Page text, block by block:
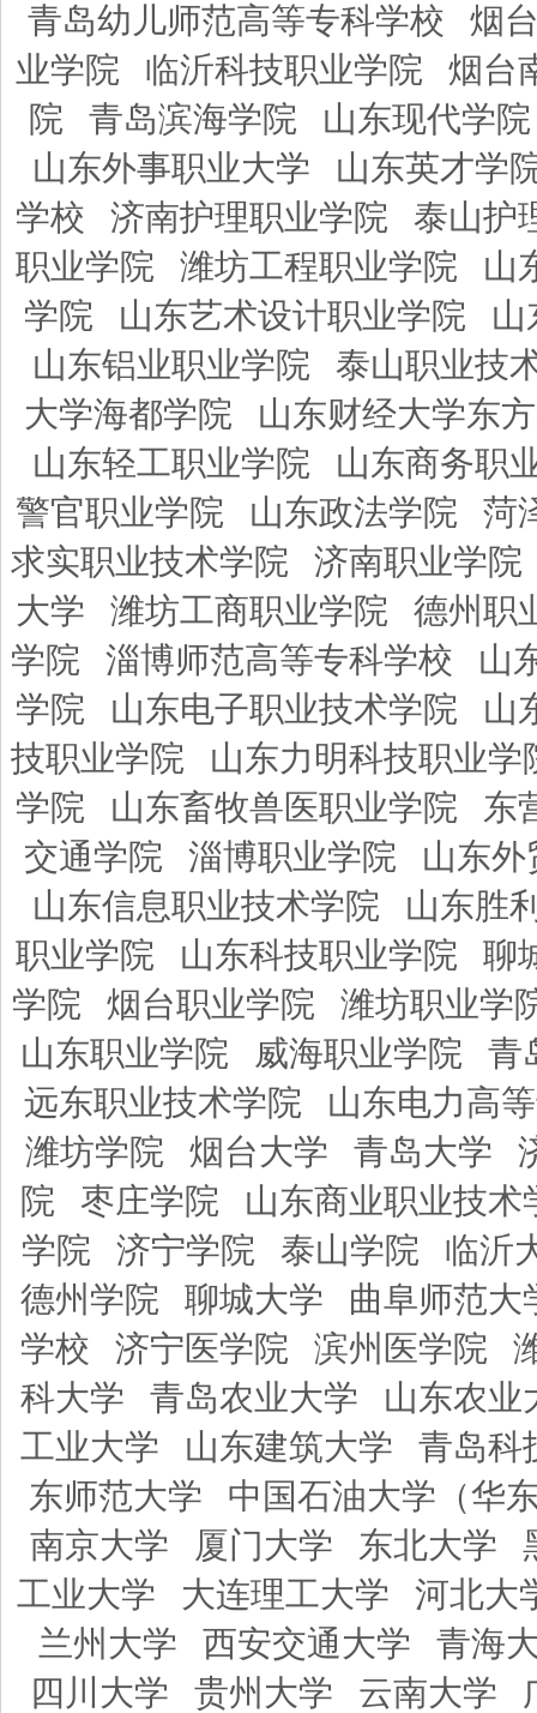
青岛幼儿师范高等专科学校
烟
业学院
临沂科技职业学院
烟台
院
青岛滨海学院
山东现代学院
山东外事职业大学
山东英才学
学校
济南护理职业学院
泰山护
职业学院
潍坊工程职业学院
山
学院
山东艺术设计职业学院
山
山东铝业职业学院
泰山职业技
大学海都学院
山东财经大学东
山东轻工职业学院
山东商务职
警官职业学院
山东政法学院
菏
求实职业技术学院
济南职业学院
大学
潍坊工商职业学院
德州职
学院
淄博师范高等专科学校
山
学院
山东电子职业技术学院
山
技职业学院
山东力明科技职业学
学院
山东畜牧兽医职业学院
东
交通学院
淄博职业学院
山东外
山东信息职业技术学院
山东胜
职业学院
山东科技职业学院
聊
学院
烟台职业学院
潍坊职业学
山东职业学院
威海职业学院
青
远东职业技术学院
山东电力高
潍坊学院
烟台大学 青岛大学
院
枣庄学院
山东商业职业技术
学院
济宁学院 泰山学院
临沂
德州学院
聊城大学
曲阜师范大
学校
济宁医学院 滨州医学院
科大学
青岛农业大学
山东农业
工业大学
山东建筑大学
青岛科
东师范大学
中国石油大学（华
南京大学
厦门大学 东北大学
工业大学
大连理工大学
河北大
兰州大学
西安交通大学
青海
四川大学
贵州大学 云南大学